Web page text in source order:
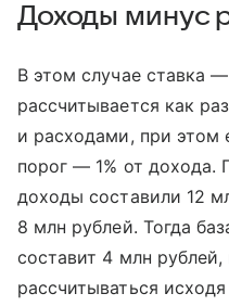
Доходы минус
В этом случае ставка
рассчитывается как
и расходами, при этом
порог — 1% от
доходы составили 12
8 млн рублей. Тогда
составит 4 млн рублей,
рассчитываться